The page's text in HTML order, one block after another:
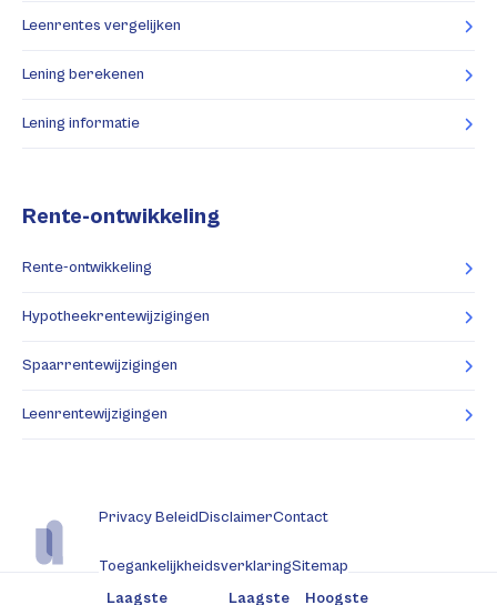
Leenrentes vergelijken
Lening berekenen
Lening informatie
Rente-ontwikkeling
Rente-ontwikkeling
Hypotheekrentewijzigingen
Spaarrentewijzigingen
Leenrentewijzigingen
Privacy BeleidDisclaimerContact
ToegankelijkheidsverklaringSitemap
Laagste
Laagste Hoogste